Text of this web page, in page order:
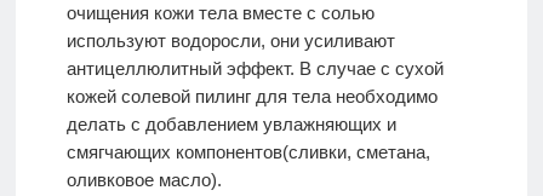
очищения кожи тела вместе с солью
используют водоросли, они усиливают
антицеллюлитный эффект. В случае с сухой
кожей солевой пилинг для тела необходимо
делать с добавлением увлажняющих и
смягчающих компонентов(сливки, сметана,
оливковое масло).